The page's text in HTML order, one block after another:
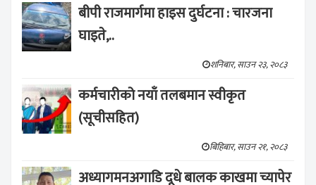
बीपी राजमार्गमा हाइस दुर्घटना : चारजना
घाइते,..
शनिबार, साउन २३, २०८३
कर्मचारीको नयाँ तलबमान स्वीकृत
(सूचीसहित)
बिहिबार, साउन २१, २०८३
अध्यागमनअगाडि दूधे बालक काखमा च्यापेर